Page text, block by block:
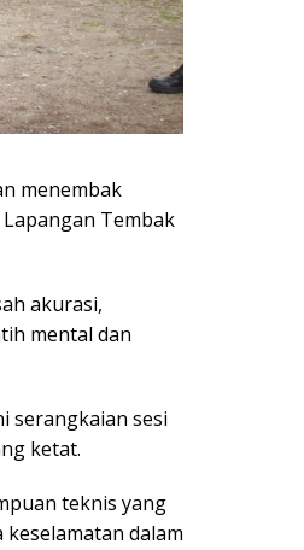
menembak
Tembak
akurasi,
mental dan
serangkaian sesi
ketat.
teknis yang
dalam